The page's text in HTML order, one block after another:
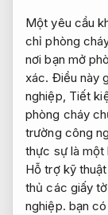
Một yêu cầu
chỉ phòng
nơi bạn mở
xác. Điều này
nghiệp, Tiết
phòng cháy
trường công
thực sự là một
Hỗ trợ kỹ thuật
thủ các giấy tờ
nghiệp. bạn